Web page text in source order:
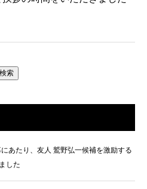
検索
あたり、友人 鷲野弘一候補を激励する
した